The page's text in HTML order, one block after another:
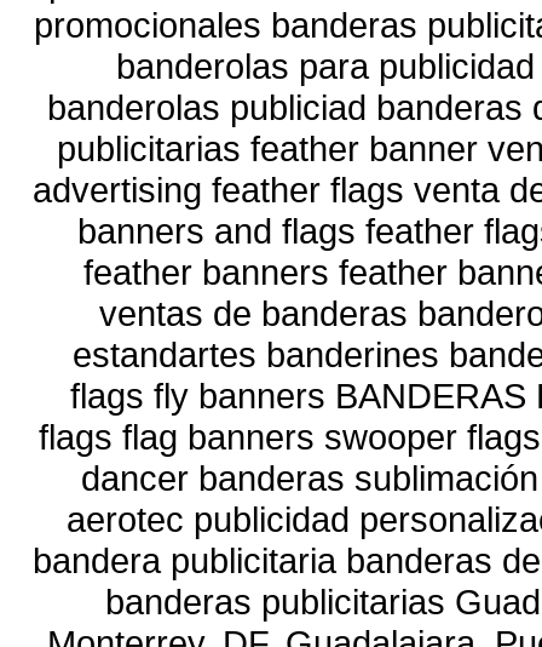
promocionales banderas
banderolas para
banderolas publiciad
publicitarias feather banner
advertising feather flags venta
banners and flags feather
feather banners feather
ventas de banderas
estandartes banderines
flags fly banners
flags flag banners swooper
dancer banderas
aerotec publicidad
bandera publicitaria banderas
banderas publicitarias